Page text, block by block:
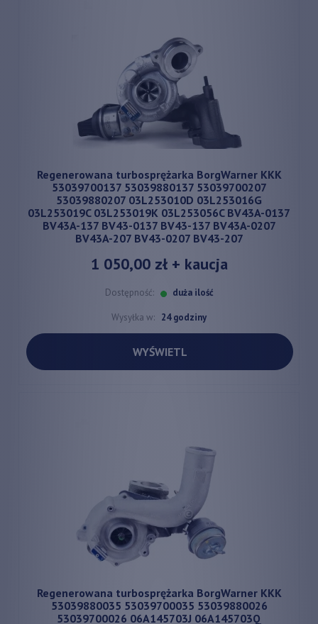
Regenerowana turbosprężarka BorgWarner KKK
53039700137 53039880137 53039700207
53039880207 03L253010D 03L253016G
03L253019C 03L253019K 03L253056C BV43A-0137
BV43A-137 BV43-0137 BV43-137 BV43A-0207
BV43A-207 BV43-0207 BV43-207
1 050,00 zł+ kaucja
Dostępność: duża ilość
Wysyłka w: 24 godziny
WYŚWIETL
Regenerowana turbosprężarka BorgWarner KKK
53039880035 53039700035 53039880026
53039700026 06A145703J 06A145703Q